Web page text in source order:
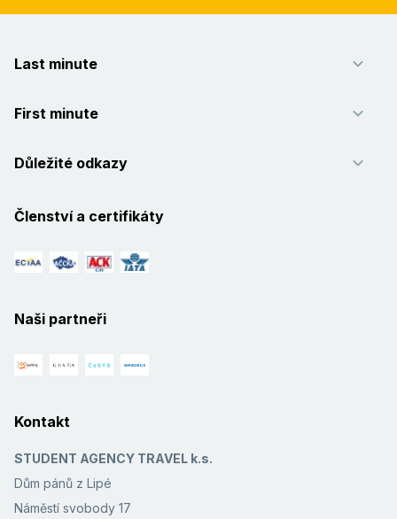
Last minute
First minute
Důležité odkazy
Členství a certifikáty
Naši partneři
Kontakt
STUDENT AGENCY TRAVEL k.s.
Dům pánů z Lipé
Náměstí svobody 17